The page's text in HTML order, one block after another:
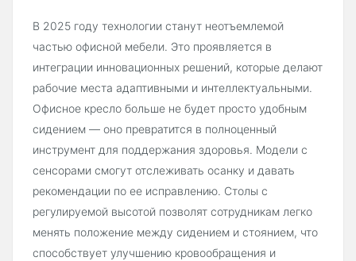
В 2025 году технологии станут неотъемлемой
частью офисной мебели. Это проявляется в
интеграции инновационных решений, которые делают
рабочие места адаптивными и интеллектуальными.
Офисное кресло больше не будет просто удобным
сидением — оно превратится в полноценный
инструмент для поддержания здоровья. Модели с
сенсорами смогут отслеживать осанку и давать
рекомендации по ее исправлению. Столы с
регулируемой высотой позволят сотрудникам легко
менять положение между сидением и стоянием, что
способствует улучшению кровообращения и